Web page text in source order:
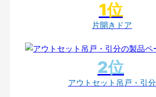
片開きドア
アウトセット吊戸・引分